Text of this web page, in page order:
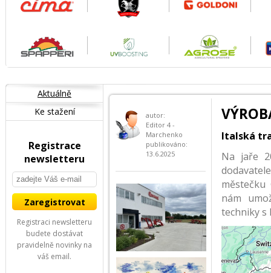
autor:
Editor 4 -
Marchenko
publikováno:
13.6.2025
Italská
Na jaře
nám
techniky s
Aktuálně
Ke stažení
Registrace
newsletteru
Registraci newsletteru
budete dostávat
pravidelně novinky na
váš email.